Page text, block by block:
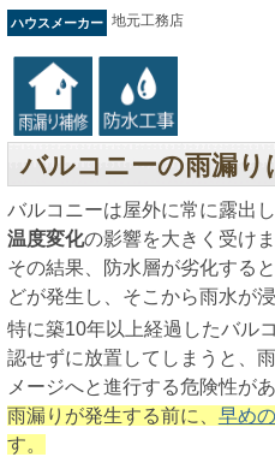
ハウスメーカー 地元工務店
バルコニーの雨漏
バルコニーは屋外に常に露出し
温度変化の影響を大きく受けま
その結果、防水層が劣化する
どが発生し、そこから雨水が
特に築10年以上経過したバル
認せずに放置してしまうと、
メージへと進行する危険性があ
雨漏りが発生する前に、 早め
す。